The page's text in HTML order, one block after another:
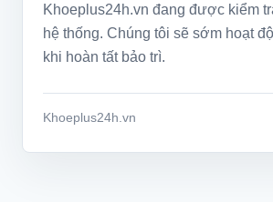
Khoeplus24h.vn đang được kiểm
hệ thống. Chúng tôi sẽ sớm hoạt
khi hoàn tất bảo trì.
Khoeplus24h.vn